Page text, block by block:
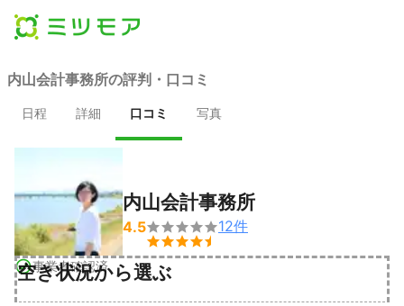
内山会計事務所の評判・口コミ
日程 詳細 口コミ 写真
事業者確認済
内山会計事務所
4.5

12件
空き状況から選ぶ